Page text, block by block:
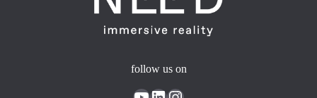
follow us on